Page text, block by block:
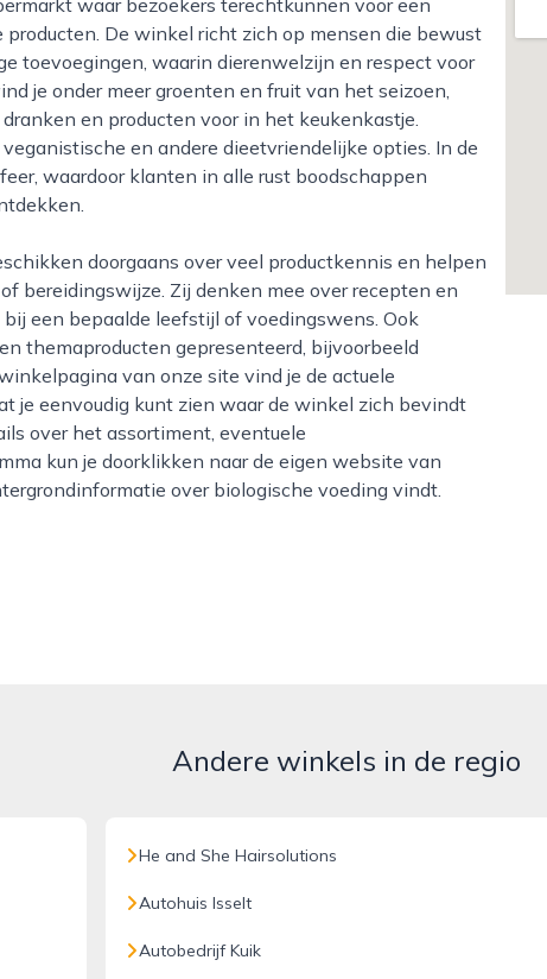
De winkel richt zich op mensen die bewust
toevoegingen, waarin dierenwelzijn en respect voor
je onder meer groenten en fruit van het seizoen,
en producten voor in het keukenkastje.
en andere dieetvriendelijke opties. In de
waardoor klanten in alle rust boodschappen
bereidingswijze. Zij denken mee over recepten en
een bepaalde leefstijl of voedingswens. Ook
themaproducten gepresenteerd, bijvoorbeeld
van onze site vind je de actuele
je eenvoudig kunt zien waar de winkel zich bevindt
over het assortiment, eventuele
kun je doorklikken naar de eigen website van
over biologische voeding vindt.
Andere winkels in de regio
He and She Hairsolutions
Autohuis Isselt
Autobedrijf Kuik